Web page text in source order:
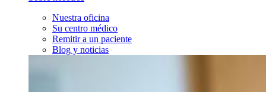
Nuestra oficina
Su centro médico
Remitir a un paciente
Blog y noticias